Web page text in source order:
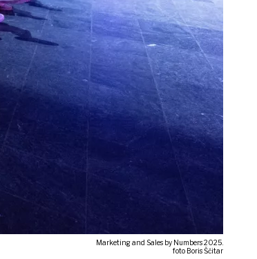
Marketing and Sales by Numbers 2025.
foto Boris Ščitar